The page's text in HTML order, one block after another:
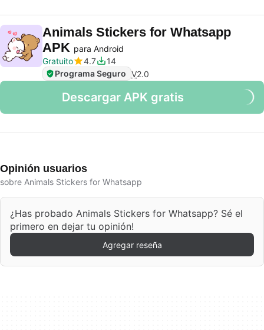
Animals Stickers for Whatsapp
APK para Android
Gratuito
4.7
14
Programa Seguro V2.0
Descargar APK gratis
Opinión usuarios
sobre Animals Stickers for Whatsapp
¿Has probado Animals Stickers for Whatsapp? Sé el
primero en dejar tu opinión!
Agregar reseña